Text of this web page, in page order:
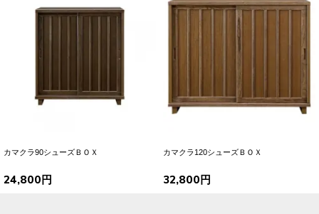
カマクラ90シューズＢＯＸ
24,800円
カマクラ120シューズＢＯＸ
32,800円